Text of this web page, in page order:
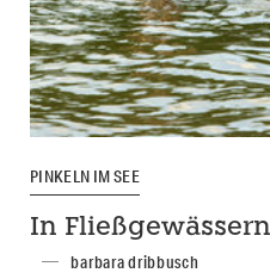
PINKELN IM SEE
In Fließgewässern
barbara dribbusch